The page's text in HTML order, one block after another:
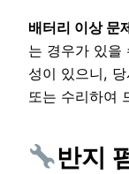
배터리 이상 문
는 경우가 있을
성이 있으니,
또는 수리하여
반지